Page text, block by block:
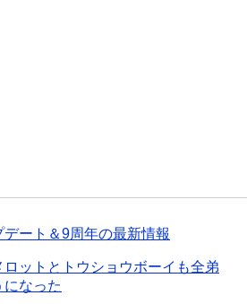
デート＆9周年の最新情報
ロットとトウショウボーイも全弟
なった